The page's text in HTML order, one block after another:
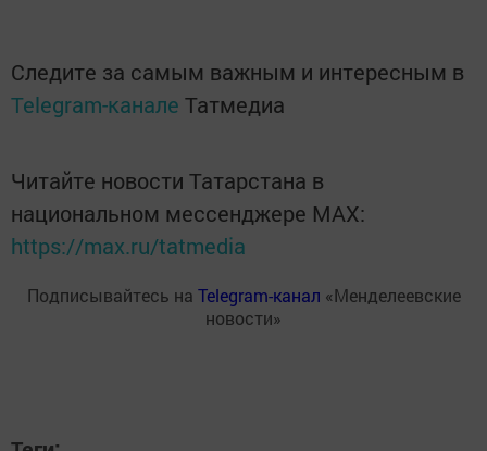
Следите за самым важным и интересным в
Telegram-канале Татмедиа
Читайте новости Татарстана в
национальном мессенджере MАХ:
https://max.ru/tatmedia
Подписывайтесь на Telegram-канал «Менделеевские
новости»